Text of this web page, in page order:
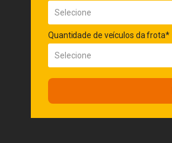
Quantidade de veículos da frota*